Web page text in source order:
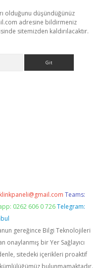
olduğunu düşündüğünüz
adresine bildirmeniz
sitemizden kaldırılacaktır.
Teams:
0262 606 0 726 Telegram:
gereğince Bilgi Teknolojileri
onaylanmış bir Yer Sağlayıcı
sitedeki içerikleri proaktif
bulunmamaktadır.